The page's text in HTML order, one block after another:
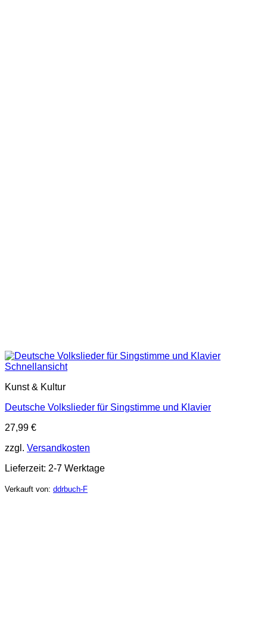
Schnellansicht
Kunst & Kultur
Deutsche Volkslieder für Singstimme und Klavier
27,99 €
zzgl. Versandkosten
Lieferzeit: 2-7 Werktage
Verkauft von: ddrbuch-F